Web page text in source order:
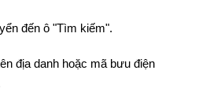
đến ô "Tìm kiếm".
địa danh hoặc mã bưu điện